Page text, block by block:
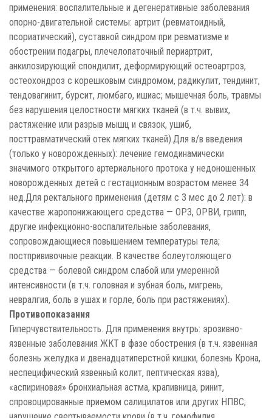
применения: воспалительные и дегенеративные заболевания
опорно-двигательной системы: артрит (ревматоидный,
псориатический), суставной синдром при ревматизме и
обострении подагры, плечелопаточный периартрит,
анкилозирующий спондилит, деформирующий остеоартроз,
остеохондроз с корешковым синдромом, радикулит, тендинит,
тендовагинит, бурсит, люмбаго, ишиас; мышечная боль, травмы
без нарушения целостности мягких тканей (в т.ч. вывих,
растяжение или разрыв мышц и связок, ушиб,
посттравматический отек мягких тканей).Для в/в введения
(только у новорожденных): лечение гемодинамически
значимого открытого артериального протока у недоношенных
новорожденных детей с гестационным возрастом менее 34
нед.Для ректального применения (детям с 3 мес до 2 лет): в
качестве жаропонижающего средства — ОРЗ, ОРВИ, грипп,
другие инфекционно-воспалительные заболевания,
сопровождающиеся повышением температуры тела;
постпрививочные реакции. В качестве болеутоляющего
средства — болевой синдром слабой или умеренной
интенсивности (в т.ч. головная и зубная боль, мигрень,
невралгия, боль в ушах и горле, боль при растяжениях).
Противопоказания
Гиперчувствительность. Для применения внутрь: эрозивно-
язвенные заболевания ЖКТ в фазе обострения (в т.ч. язвенная
болезнь желудка и двенадцатиперстной кишки, болезнь Крона,
неспецифический язвенный колит, пептическая язва),
«аспириновая» бронхиальная астма, крапивница, ринит,
спровоцированные приемом салицилатов или других НПВС;